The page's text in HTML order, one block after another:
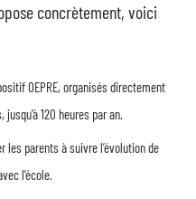
concrètement, voici
OEPRE, organisés directement
120 heures par an.
les parents à suivre l’évolution de
l’école.